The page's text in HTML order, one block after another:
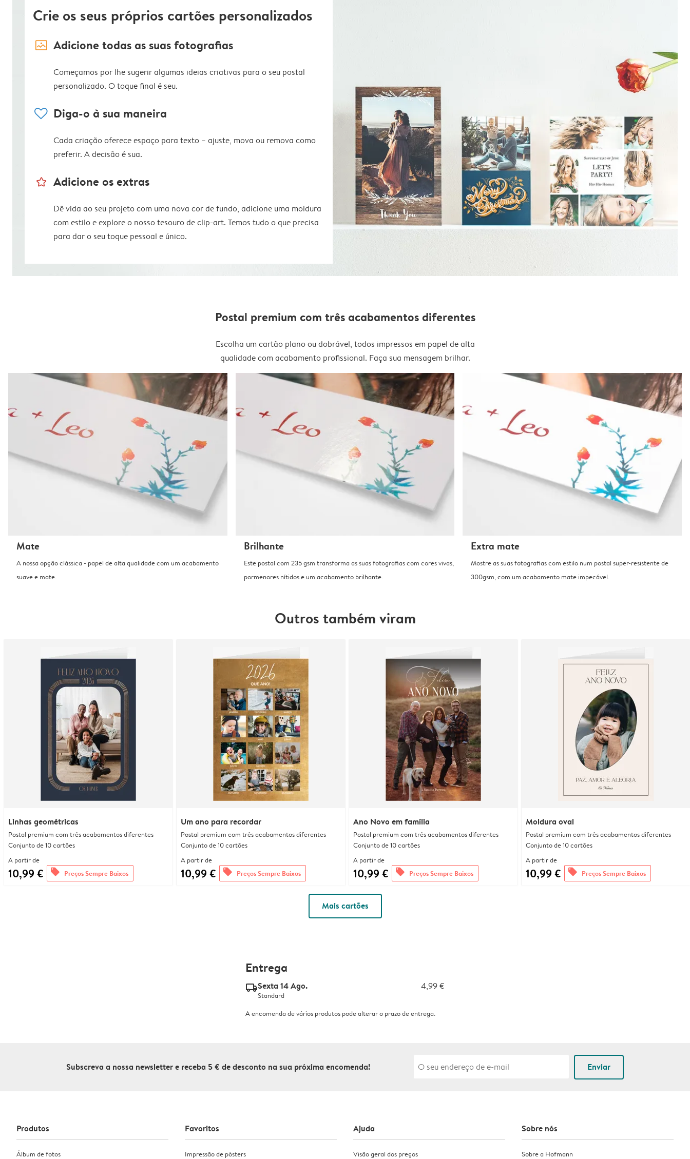
Crie os seus próprios cartões personalizados
image_placeholder Adicione todas as suas fotografias
Começamos por lhe sugerir algumas ideias criativas para o seu postal
personalizado. O toque final é seu.
heart Diga-o à sua maneira
Cada criação oferece espaço para texto – ajuste, mova ou remova como
preferir. A decisão é sua.
star_outline Adicione os extras
Dê vida ao seu projeto com uma nova cor de fundo, adicione uma moldura
com estilo e explore o nosso tesouro de clip-art. Temos tudo o que precisa
para dar o seu toque pessoal e único.
Postal premium com três acabamentos diferentes
Escolha um cartão plano ou dobrável, todos impressos em papel de alta
qualidade com acabamento profissional. Faça sua mensagem brilhar.
Mate
A nossa opção clássica - papel de alta qualidade com um acabamento
suave e mate.
Brilhante
Este postal com 235 gsm transforma as suas fotografias com cores vivas,
pormenores nítidos e um acabamento brilhante.
Extra mate
Mostre as suas fotografias com estilo num postal super-resistente de
300gsm, com um acabamento mate impecável.
Outros também viram
Linhas geométricas
Postal premium com três acabamentos diferentes
Conjunto de 10 cartões
A partir de
10,99 € offers Preços Sempre Baixos
Um ano para recordar
Postal premium com três acabamentos diferentes
Conjunto de 10 cartões
A partir de
10,99 € offers Preços Sempre Baixos
Ano Novo em família
Postal premium com três acabamentos diferentes
Conjunto de 10 cartões
A partir de
10,99 € offers Preços Sempre Baixos
Moldura oval
Postal premium com três acabamentos diferentes
Conjunto de 10 cartões
A partir de
10,99 € offers Preços Sempre Baixos
Mais cartões
Entrega
delivery_standard_v2Sexta 14 Ago. 4,99 €
Standard
A encomenda de vários produtos pode alterar o prazo de entrega.
Subscreva a nossa newsletter e receba 5 € de desconto na sua próxima encomenda! Enviar
Produtos
Álbum de fotos
Favoritos
Impressão de pósters
Ajuda
Visão geral dos preços
Sobre nós
Sobre a Hofmann